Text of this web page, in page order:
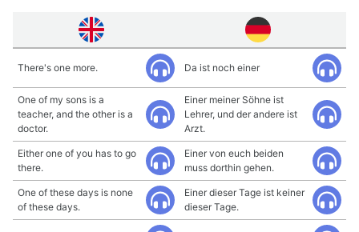
There's one more. Da ist noch einer
One of my sons is a
teacher, and the other is a
doctor.
Einer meiner Söhne ist
Lehrer, und der andere ist
Arzt.
Either one of you has to go
there.
Einer von euch beiden
muss dorthin gehen.
One of these days is none
of these days.
Einer dieser Tage ist keiner
dieser Tage.